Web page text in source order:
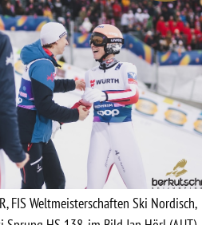
FIS Weltmeisterschaften Ski Nordisch,